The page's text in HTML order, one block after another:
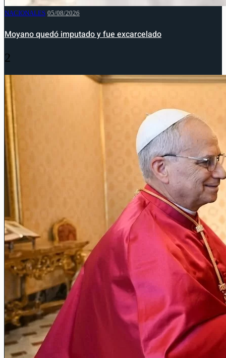
NACIONALES 05/08/2026
Moyano quedó imputado y fue excarcelado
2